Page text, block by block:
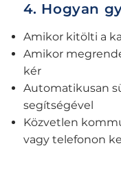
4. Hogyan
Amikor kitölti a
Amikor
kér
Automatikusan
segítségével
Közvetlen
vagy telefonon